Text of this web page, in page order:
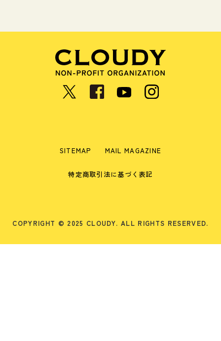
SITEMAP MAIL MAGAZINE
特定商取引法に基づく表記
COPYRIGHT © 2025 CLOUDY. ALL RIGHTS RESERVED.